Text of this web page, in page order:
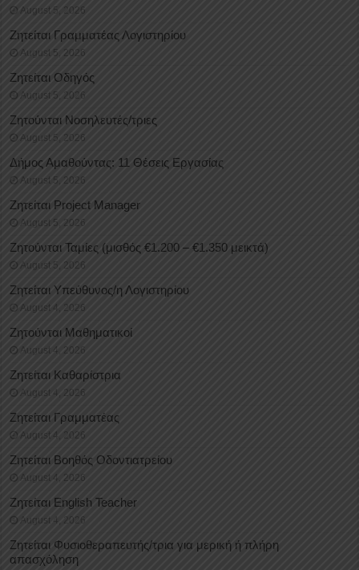
August 5, 2026
Ζητείται Γραμματέας Λογιστηρίου
August 5, 2026
Ζητείται Οδηγός
August 5, 2026
Ζητούνται Νοσηλευτές/τριες
August 5, 2026
Δήμος Αμαθούντας: 11 Θέσεις Εργασίας
August 5, 2026
Ζητείται Project Manager
August 5, 2026
Ζητούνται Ταμίες (μισθός €1.200 – €1.350 μεικτά)
August 5, 2026
Ζητείται Υπεύθυνος/η Λογιστηρίου
August 4, 2026
Ζητούνται Μαθηματικοί
August 4, 2026
Ζητείται Καθαρίστρια
August 4, 2026
Ζητείται Γραμματέας
August 4, 2026
Ζητείται Βοηθός Οδοντιατρείου
August 4, 2026
Ζητείται English Teacher
August 4, 2026
Ζητείται Φυσιοθεραπευτής/τρια για μερική ή πλήρη
απασχόληση